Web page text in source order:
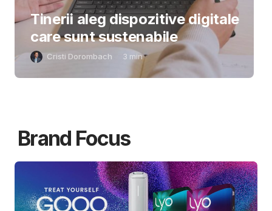
Tinerii aleg dispozitive digitale
care sunt sustenabile
Cristi Dorombach 3 min
Brand Focus